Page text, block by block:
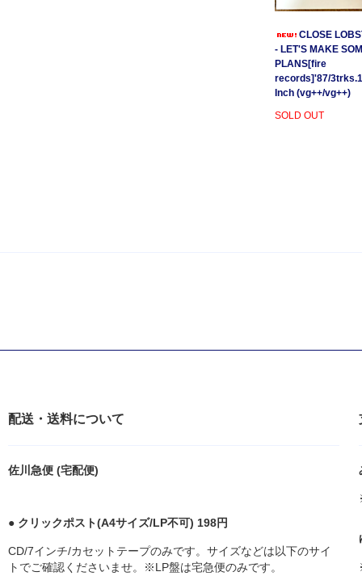
CLOSE
- LET'S MAKE
PLANS[fire
records]'87/
Inch (vg++/vg++)
SOLD OUT
配送・送料について
佐川急便 (宅配便)
● クリックポスト(A4サイズ/LP不可) 198円
CD/7インチ/カセットテープのみです。サイズなどは以下のサイ
トでご確認くださいませ。※LP盤は宅急便のみです。